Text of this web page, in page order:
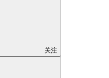
关注